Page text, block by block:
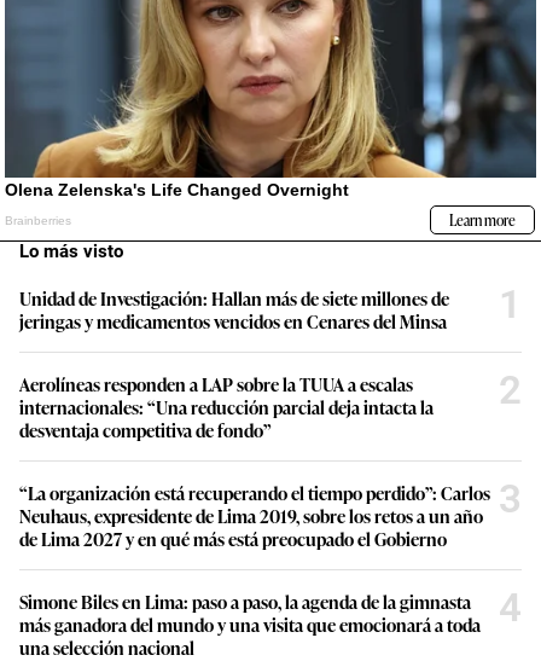
Lo más visto
Unidad de Investigación: Hallan más de siete millones de
jeringas y medicamentos vencidos en Cenares del Minsa
1
Aerolíneas responden a LAP sobre la TUUA a escalas
internacionales: “Una reducción parcial deja intacta la
desventaja competitiva de fondo”
2
“La organización está recuperando el tiempo perdido”: Carlos
Neuhaus, expresidente de Lima 2019, sobre los retos a un año
de Lima 2027 y en qué más está preocupado el Gobierno
3
Simone Biles en Lima: paso a paso, la agenda de la gimnasta
más ganadora del mundo y una visita que emocionará a toda
una selección nacional
4